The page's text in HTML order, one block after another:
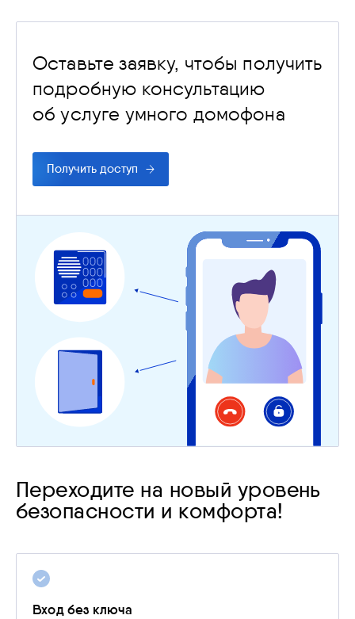
Оставьте заявку, чтобы получить
подробную консультацию
об услуге умного домофона
Получить доступ
Переходите на новый уровень
безопасности и комфорта!
Вход без ключа